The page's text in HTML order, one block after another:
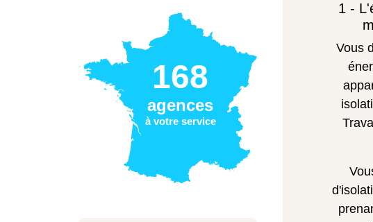
168
agences
à votre service
1 -
Vous